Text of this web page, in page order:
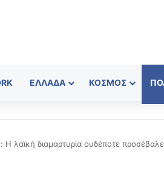
ΕΛΛΆΔΑ ΚΌΣΜΟΣ
Η λαϊκή διαμαρτυρία ουδέποτε